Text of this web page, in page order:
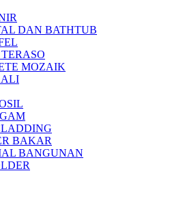
DAN BATHTUB
MOZAIK
BAKAR
BANGUNAN